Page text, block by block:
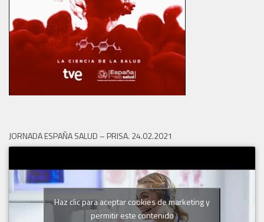
JORNADA ESPAÑA SALUD – PRISA. 24.02.2021
Haz clic para aceptar cookies de marketing y
permitir este contenido